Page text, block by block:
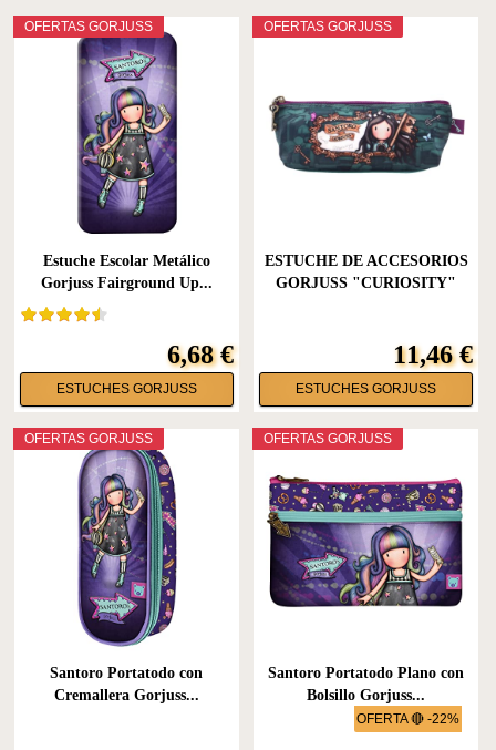
OFERTAS GORJUSS
Estuche Escolar Metálico
Gorjuss Fairground Up...
6,68 €
ESTUCHES GORJUSS
OFERTAS GORJUSS
ESTUCHE DE ACCESORIOS
GORJUSS "CURIOSITY"
11,46 €
ESTUCHES GORJUSS
OFERTAS GORJUSS
Santoro Portatodo con
Cremallera Gorjuss...
OFERTA 🔴 -22%
OFERTAS GORJUSS
Santoro Portatodo Plano con
Bolsillo Gorjuss...